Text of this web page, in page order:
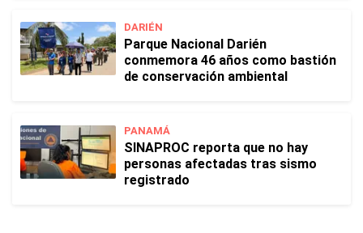
DARIÉN
Parque Nacional Darién
conmemora 46 años como bastión
de conservación ambiental
PANAMÁ
SINAPROC reporta que no hay
personas afectadas tras sismo
registrado